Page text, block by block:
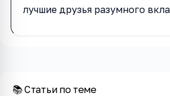
лучшие друзья разумного
📚 Статьи по теме